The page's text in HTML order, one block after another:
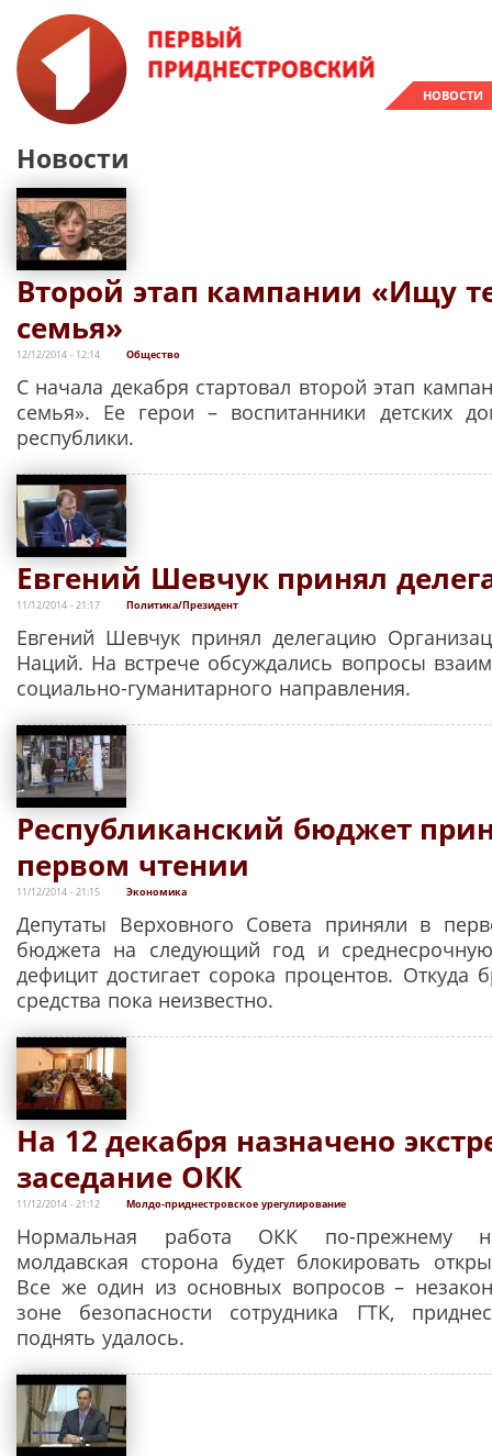
НОВОСТИ
Новости
Второй этап кампании «Ищу
семья»
12/12/2014 - 12:14 Общество
С начала декабря стартовал второй этап
семья». Ее герои – воспитанники детских
республики.
Евгений Шевчук принял
11/12/2014 - 21:17 Политика/Президент
Евгений Шевчук принял делегацию
Наций. На встрече обсуждались вопросы
социально-гуманитарного направления.
Республиканский бюджет
первом чтении
11/12/2014 - 21:15 Экономика
Депутаты Верховного Совета приняли в
бюджета на следующий год и
дефицит достигает сорока процентов. Откуда
средства пока неизвестно.
На 12 декабря назначено
заседание ОКК
11/12/2014 - 21:12 Молдо-приднестровское урегулирование
Нормальная работа ОКК по-прежнему
молдавская сторона будет блокировать
Все же один из основных вопросов –
зоне безопасности сотрудника ГТК,
поднять удалось.